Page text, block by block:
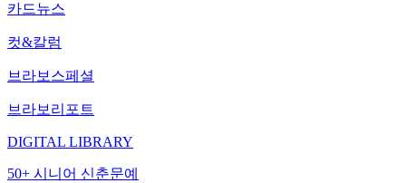
카드뉴스
컷&칼럼
브라보스페셜
브라보리포트
DIGITAL LIBRARY
50+ 시니어 신춘문예